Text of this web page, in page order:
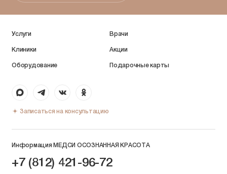
Услуги Врачи
Клиники Акции
Оборудование Подарочные карты
Записаться на консультацию
Информация МЕДСИ ОСОЗНАННАЯ КРАСОТА
+7 (812) 421-96-72